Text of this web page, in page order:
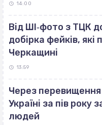
14:00
Від ШІ‐фото з ТЦК
добірка фейків,
Черкащині
13:59
Через
Україні за пів року
людей